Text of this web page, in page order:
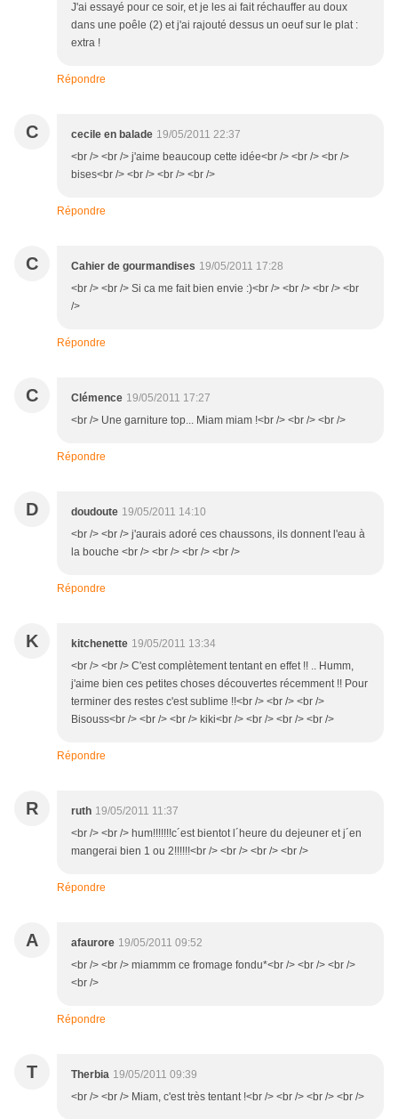
J'ai essayé pour ce soir, et je les ai fait réchauffer au doux
dans une poêle (2) et j'ai rajouté dessus un oeuf sur le plat :
extra !
Répondre
C cecile en balade 19/05/2011 22:37
<br /> <br /> j'aime beaucoup cette idée<br /> <br /> <br />
bises<br /> <br /> <br /> <br />
Répondre
C Cahier de gourmandises 19/05/2011 17:28
<br /> <br /> Si ca me fait bien envie :)<br /> <br /> <br /> <br
/>
Répondre
C Clémence 19/05/2011 17:27
<br /> Une garniture top... Miam miam !<br /> <br /> <br />
Répondre
D doudoute 19/05/2011 14:10
<br /> <br /> j'aurais adoré ces chaussons, ils donnent l'eau à
la bouche <br /> <br /> <br /> <br />
Répondre
K kitchenette 19/05/2011 13:34
<br /> <br /> C'est complètement tentant en effet !! .. Humm,
j'aime bien ces petites choses découvertes récemment !! Pour
terminer des restes c'est sublime !!<br /> <br /> <br />
Bisouss<br /> <br /> <br /> kiki<br /> <br /> <br /> <br />
Répondre
R ruth 19/05/2011 11:37
<br /> <br /> hum!!!!!!!c´est bientot l´heure du dejeuner et j´en
mangerai bien 1 ou 2!!!!!!<br /> <br /> <br /> <br />
Répondre
A afaurore 19/05/2011 09:52
<br /> <br /> miammm ce fromage fondu*<br /> <br /> <br />
<br />
Répondre
T Therbia 19/05/2011 09:39
<br /> <br /> Miam, c'est très tentant !<br /> <br /> <br /> <br />